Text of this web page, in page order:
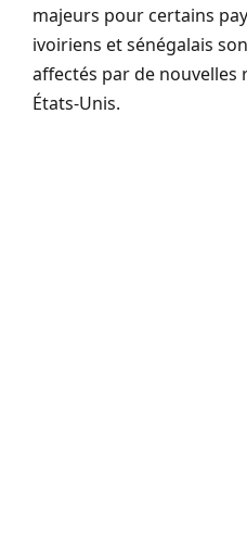
majeurs pour certains
ivoiriens et sénégalais
affectés par de nouvelles
États-Unis.